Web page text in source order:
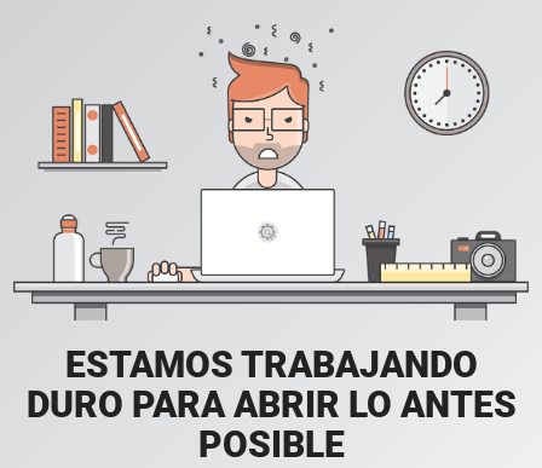
ESTAMOS TRABAJANDO
DURO PARA ABRIR LO ANTES
POSIBLE